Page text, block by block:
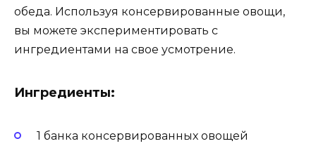
обеда. Используя консервированные овощи,
вы можете экспериментировать с
ингредиентами на свое усмотрение.
Ингредиенты:
1 банка консервированных овощей